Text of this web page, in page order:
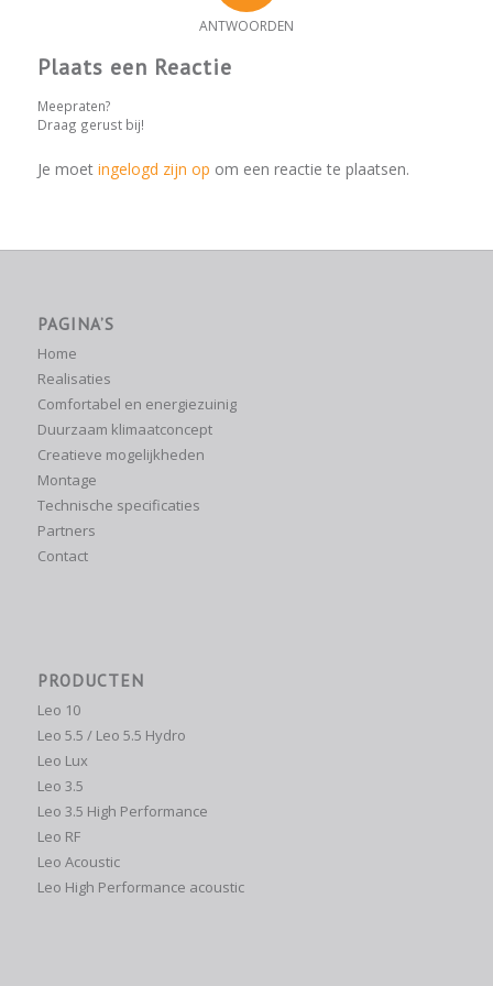
ANTWOORDEN
Plaats een Reactie
Meepraten?
Draag gerust bij!
Je moet ingelogd zijn op om een reactie te plaatsen.
PAGINA’S
Home
Realisaties
Comfortabel en energiezuinig
Duurzaam klimaatconcept
Creatieve mogelijkheden
Montage
Technische specificaties
Partners
Contact
PRODUCTEN
Leo 10
Leo 5.5 / Leo 5.5 Hydro
Leo Lux
Leo 3.5
Leo 3.5 High Performance
Leo RF
Leo Acoustic
Leo High Performance acoustic